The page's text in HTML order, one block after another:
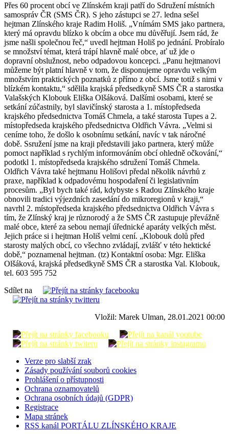
Přes 60 procent obcí ve Zlínském kraji patří do Sdružení místních
samospráv ČR (SMS ČR). S jeho zástupci se 27. ledna sešel
hejtman Zlínského kraje Radim Holiš. „Vnímám SMS jako partnera,
který má opravdu blízko k obcím a obce mu důvěřují. Jsem rád, že
jsme našli společnou řeč,“ uvedl hejtman Holiš po jednání. Probíralo
se množství témat, která trápí hlavně malé obce, ať už jde o
dopravní obslužnost, nebo odpadovou koncepci. „Panu hejtmanovi
můžeme být platní hlavně v tom, že disponujeme opravdu velkým
množstvím praktických poznatků z přímo z obcí. Jsme totiž s nimi v
blízkém kontaktu,“ sdělila krajská předsedkyně SMS ČR a starostka
Valašských Klobouk Eliška Olšáková. Dalšími osobami, které se
setkání zúčastnily, byl slavičínský starosta a 1. místopředseda
krajského předsednictva Tomáš Chmela, a také starosta Tupes a 2.
místopředseda krajského předsednictva Oldřich Vávra. „Velmi si
ceníme toho, že došlo k osobnímu setkání, navíc v tak náročné
době. Ssružení jsme na kraji představili jako partnera, který může
pomoct například s rychlým informováním obcí ohledně očkování,“
podotkl 1. místopředseda krajského sdružení Tomáš Chmela.
Oldřich Vávra také hejtmanu Holišovi předal několik návrhů z
praxe, například k odpadovému hospodaření či legislativním
procesům. „Byl bych také rád, kdybyste s Radou Zlínského kraje
obnovili tradici výjezdních zasedání do mikroregionů v kraji,“
navrhl 2. místopředseda krajského předsednictva Oldřich Vávra s
tím, že Zlínský kraj je různorodý a že SMS ČR zastupuje převážně
malé obce, které za sebou nemají úřednické aparáty velkých měst.
Jejich práce si i hejtman Holiš velmi cení. „Klobouk dolů před
starosty malých obcí, co všechno zvládají, zvlášť v této hektické
době,“ poznamenal hejtman. (tz) Kontaktní osoba: Mgr. Eliška
Olšáková, krajská předsedkyně SMS ČR a starostka Val. Klobouk,
tel. 603 595 752
Sdílet na
Vložil: Marek Ulman, 28.01.2021 00:00
Verze pro slabší zrak
Zásady používání souborů cookies
Prohlášení o přístupnosti
Ochrana oznamovatelů
Ochrana osobních údajů (GDPR)
Registrace
Mapa stránek
RSS kanál PORTÁLU ZLÍNSKÉHO KRAJE